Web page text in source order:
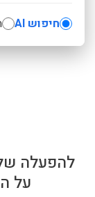
חיפוש AI
להפעלה
על